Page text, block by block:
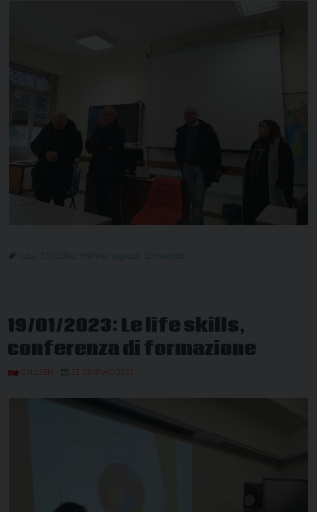
casa CNOSfap Folihno ragazzo Sorrentino
19/01/2023: Le life skills,
conferenza di formazione
GALLERIA 22 GENNAIO 2023